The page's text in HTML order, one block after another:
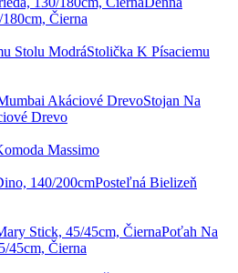
Čierna
Stolička K Písaciemu
Stojan Na
Drevo
Massimo
Posteľná Bielizeň
Poťah Na
45cm, Čierna